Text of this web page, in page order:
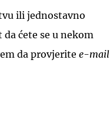
ili jednostavno
ćete se u nekom
da provjerite e-mail